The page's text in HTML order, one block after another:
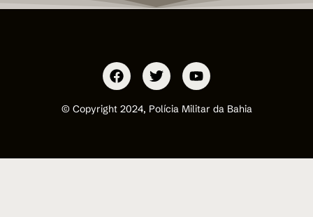
© Copyright 2024, Polícia Militar da Bahia